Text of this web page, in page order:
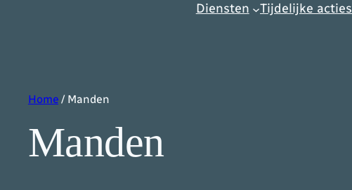
Diensten Tijdelijke acties
Home / Manden
Manden